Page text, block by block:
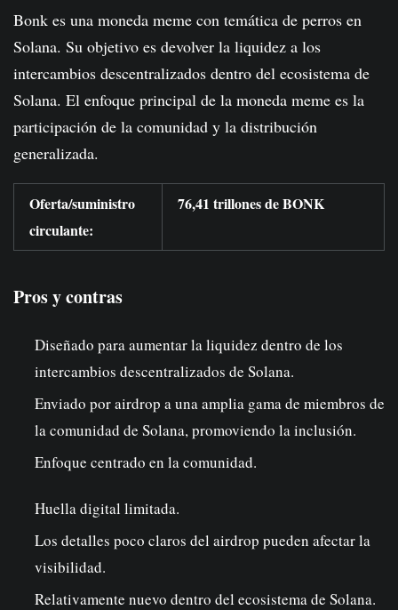
Bonk es una moneda meme con temática de perros en
Solana. Su objetivo es devolver la liquidez a los
intercambios descentralizados dentro del ecosistema de
Solana. El enfoque principal de la moneda meme es la
participación de la comunidad y la distribución
generalizada.
Oferta/suministro
circulante:
76,41 trillones de BONK
Pros y contras
Diseñado para aumentar la liquidez dentro de los
intercambios descentralizados de Solana.
Enviado por airdrop a una amplia gama de miembros de
la comunidad de Solana, promoviendo la inclusión.
Enfoque centrado en la comunidad.
Huella digital limitada.
Los detalles poco claros del airdrop pueden afectar la
visibilidad.
Relativamente nuevo dentro del ecosistema de Solana.